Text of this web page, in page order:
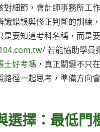
細節，會計師事務所工
錯誤與修正判斷的訓練
要知道考科名稱，而是
若能協助學員
士好考嗎 ，真正關鍵不只
徑一起思考，準備方向
擇：最低門